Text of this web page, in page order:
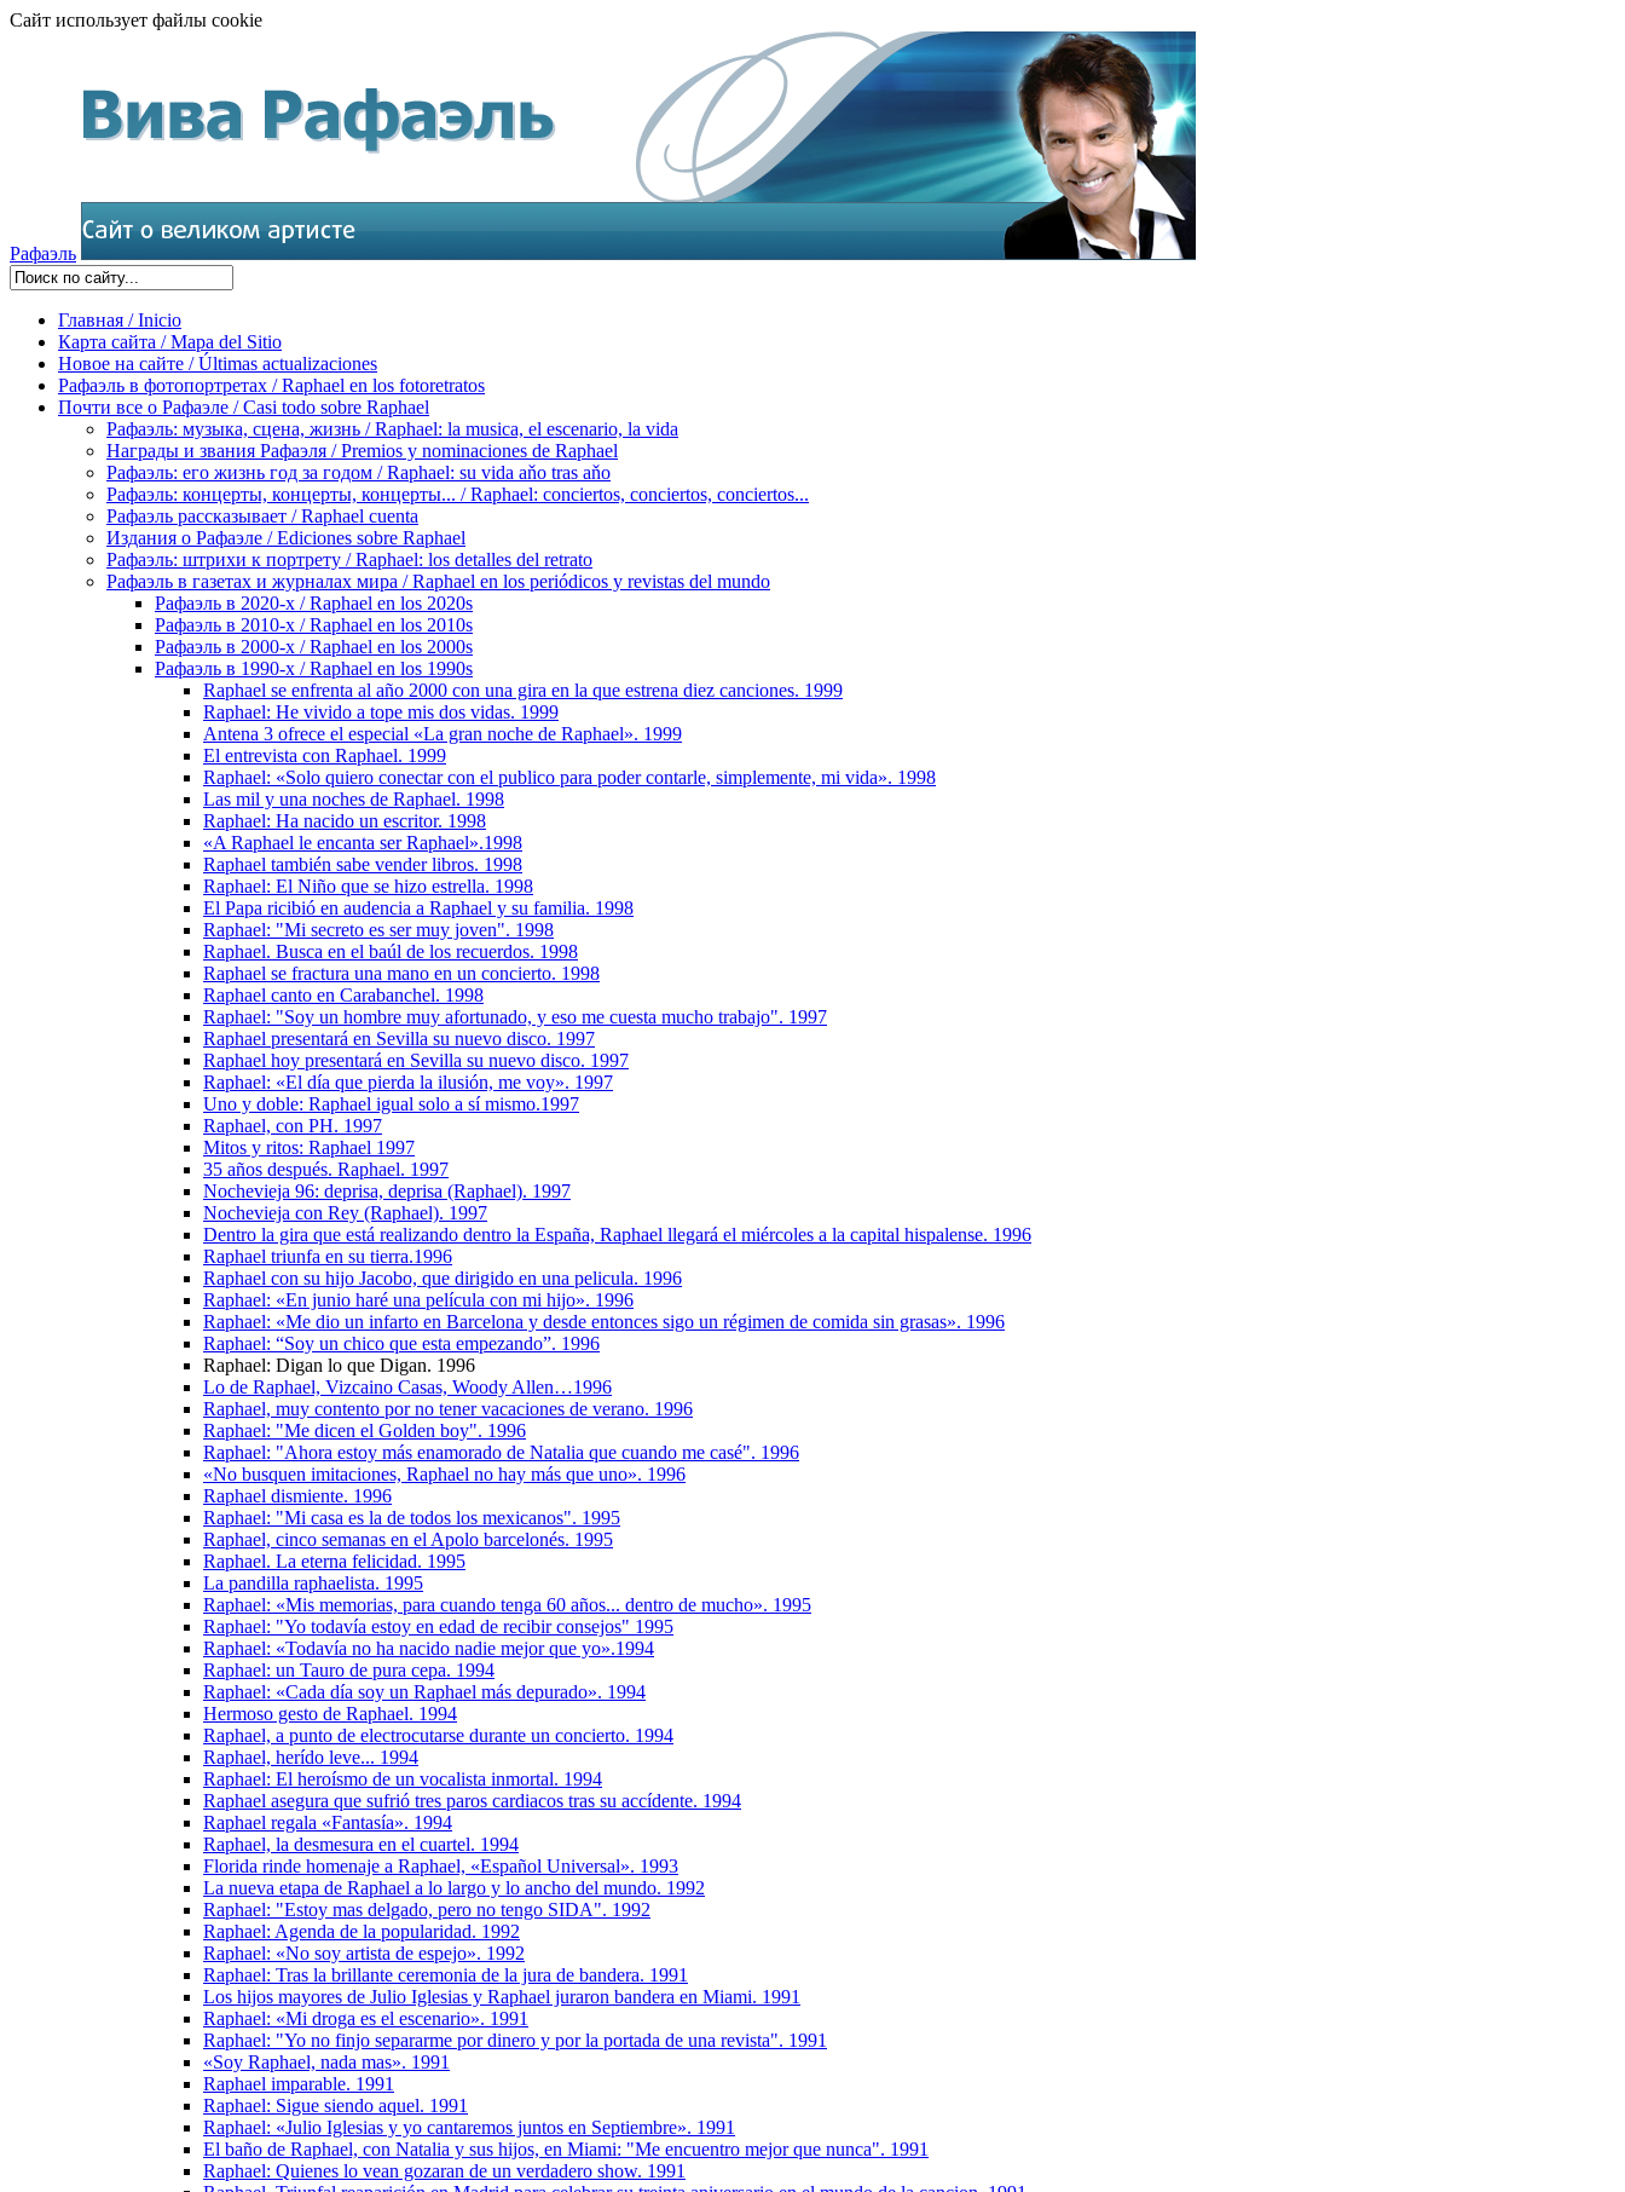
Сайт использует файлы cookie
Рафаэль
Главная / Inicio
Карта сайта / Mapa del Sitio
Новое на сайте / Últimas actualizaciones
Рафаэль в фотопортретах / Raphael en los fotoretratos
Почти все о Рафаэле / Casi todo sobre Raphael
Рафаэль: музыка, сцена, жизнь / Raphael: la musica, el escenario, la vida
Награды и звания Рафаэля / Premios y nominaciones de Raphael
Рафаэль: его жизнь год за годом / Raphael: su vida aňo tras aňo
Рафаэль: концерты, концерты, концерты... / Raphael: conciertos, сonciertos, сonciertos...
Рафаэль рассказывает / Raphael cuenta
Издания о Рафаэле / Ediciones sobre Raphael
Рафаэль: штрихи к портрету / Raphael: los detalles del retrato
Рафаэль в газетах и журналах мира / Raphael en los periódicos y revistas del mundo
Рафаэль в 2020-х / Raphael en los 2020s
Рафаэль в 2010-х / Raphael en los 2010s
Рафаэль в 2000-х / Raphael en los 2000s
Рафаэль в 1990-х / Raphael en los 1990s
Raphael se enfrenta al año 2000 con una gira en la que estrena diez canciones. 1999
Raphael: He vivido a tope mis dos vidas. 1999
Antena 3 ofrece el especial «La gran noche de Raphael». 1999
El entrevista con Raphael. 1999
Raphael: «Solo quiero conectar con el publico para poder contarle, simplemente, mi vida». 1998
Las mil y una noches de Raphael. 1998
Raphael: Ha nacido un escritor. 1998
«A Raphael le encanta ser Raphael».1998
Raphael también sabe vender libros. 1998
Raphael: El Niño que se hizo estrella. 1998
El Papa ricibió en audencia a Raphael y su familia. 1998
Raphael: "Mi secreto es ser muy joven". 1998
Raphael. Busca en el baúl de los recuerdos. 1998
Raphael se fractura una mano en un concierto. 1998
Raphael canto en Carabanchel. 1998
Raphael: "Soy un hombre muy afortunado, y eso me cuesta mucho trabajo". 1997
Raphael presentará en Sevilla su nuevo disco. 1997
Raphael hoy presentará en Sevilla su nuevo disco. 1997
Raphael: «El día que pierda la ilusión, me voy». 1997
Uno y doble: Raphael igual solo a sí mismo.1997
Raphael, con PH. 1997
Mitos y ritos: Raphael 1997
35 años después. Raphael. 1997
Nochevieja 96: deprisa, deprisa (Raphael). 1997
Nochevieja con Rey (Raphael). 1997
Dentro la gira que está realizando dentro la España, Raphael llegará el miércoles a la capital hispalense. 1996
Raphael triunfa en su tierra.1996
Raphael con su hijo Jacobo, que dirigido en una pelicula. 1996
Raphael: «En junio haré una película con mi hijo». 1996
Raphael: «Me dio un infarto en Barcelona y desde entonces sigo un régimen de comida sin grasas». 1996
Raphael: “Soy un chico que esta empezando”. 1996
Raphael: Digan lo que Digan. 1996
Lo de Raphael, Vizcaino Casas, Woody Allen…1996
Raphael, muy contento por no tener vacaciones de verano. 1996
Raphael: "Me dicen el Golden boy". 1996
Raphael: "Ahora estoy más enamorado de Natalia que cuando me casé". 1996
«No busquen imitaciones, Raphael no hay más que uno». 1996
Raphael dismiente. 1996
Raphael: "Mi casa es la de todos los mexicanos". 1995
Raphael, cinco semanas en el Apolo barcelonés. 1995
Raphael. La eterna felicidad. 1995
La pandilla raphaelista. 1995
Raphael: «Mis memorias, para cuando tenga 60 años... dentro de mucho». 1995
Raphael: "Yo todavía estoy en edad de recibir consejos" 1995
Raphael: «Todavía no ha nacido nadie mejor que yo».1994
Raphael: un Tauro de pura cepa. 1994
Raphael: «Cada día soy un Raphael más depurado». 1994
Hermoso gesto de Raphael. 1994
Raphael, a punto de electrocutarse durante un concierto. 1994
Raphael, herído leve... 1994
Raphael: El heroísmo de un vocalista inmortal. 1994
Raphael asegura que sufrió tres paros cardiacos tras su accídente. 1994
Raphael regala «Fantasía». 1994
Raphael, la desmesura en el cuartel. 1994
Florida rinde homenaje a Raphael, «Español Universal». 1993
La nueva etapa de Raphael a lo largo y lo ancho del mundo. 1992
Raphael: "Estoy mas delgado, pero no tengo SIDA". 1992
Raphael: Agenda de la popularidad. 1992
Raphael: «No soy artista de espejo». 1992
Raphael: Tras la brillante ceremonia de la jura de bandera. 1991
Los hijos mayores de Julio Iglesias y Raphael juraron bandera en Miami. 1991
Raphael: «Mi droga es el escenario». 1991
Raphael: "Yo no finjo separarme por dinero y por la portada de una revista". 1991
«Soy Raphael, nada mas». 1991
Raphael imparable. 1991
Raphael: Sigue siendo aquel. 1991
Raphael: «Julio Iglesias y yo cantaremos juntos en Septiembre». 1991
El baño de Raphael, con Natalia y sus hijos, en Miami: "Me encuentro mejor que nunca". 1991
Raphael: Quienes lo vean gozaran de un verdadero show. 1991